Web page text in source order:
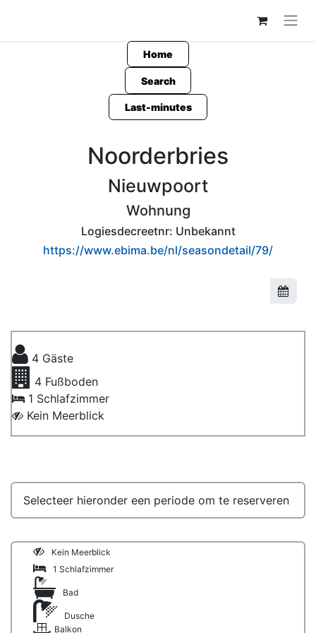
Home
Search
Last-minutes
Noorderbries
Nieuwpoort
Wohnung
Logiesdecreetnr: Unbekannt
https://www.ebima.be/nl/seasondetail/79/
4 Gäste
4 Fußboden
1 Schlafzimmer
Kein Meerblick
Selecteer hieronder een periode om te reserveren
Kein Meerblick
1 Schlafzimmer
Bad
Dusche
Balkon